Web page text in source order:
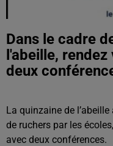
Dans le cadre
l'abeille,
deux
La quinzaine de
de ruchers par les
avec deux conférences.